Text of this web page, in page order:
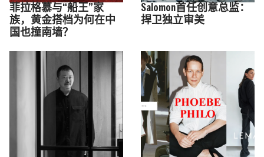
菲拉格慕与“船王”家
族，黄金搭档为何在中
国也撞南墙？
Salomon首任创意总监：
捍卫独立审美